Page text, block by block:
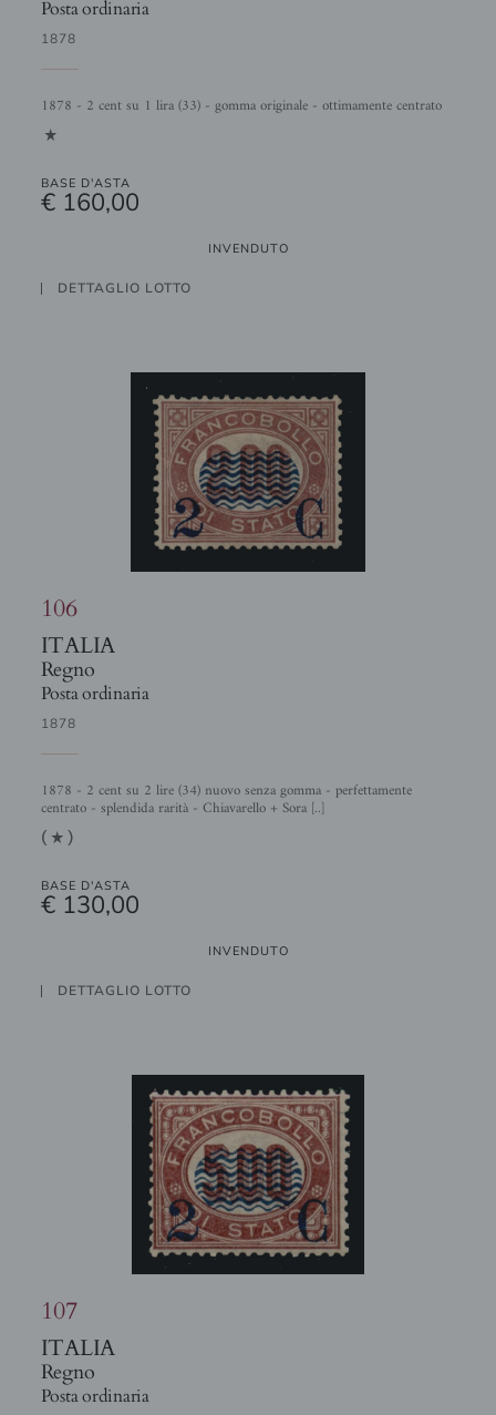
Posta ordinaria
1878
1878 - 2 cent su 1 lira (33) - gomma originale - ottimamente centrato
1
BASE D'ASTA
€ 160,00
INVENDUTO
DETTAGLIO LOTTO
106
ITALIA
Regno
Posta ordinaria
1878
1878 - 2 cent su 2 lire (34) nuovo senza gomma - perfettamente
centrato - splendida rarità - Chiavarello + Sora [..]
(1)
BASE D'ASTA
€ 130,00
INVENDUTO
DETTAGLIO LOTTO
107
ITALIA
Regno
Posta ordinaria